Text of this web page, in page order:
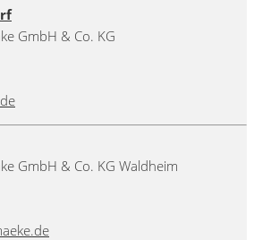
GmbH & Co. KG
GmbH & Co. KG Waldheim